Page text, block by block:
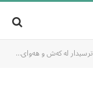
کەش و هەوای هەولێردا هەیە